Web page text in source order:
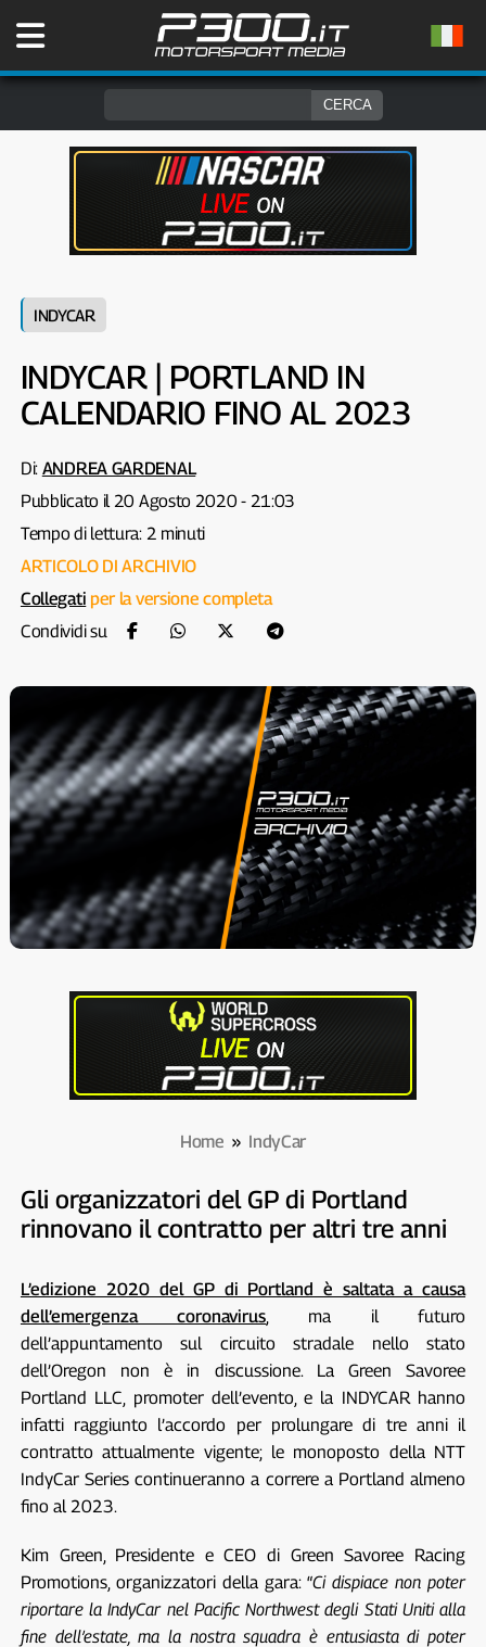
INDYCAR
INDYCAR | PORTLAND IN
CALENDARIO FINO AL 2023
Di: ANDREA GARDENAL
Pubblicato il 20 Agosto 2020 - 21:03
Tempo di lettura: 2 minuti
ARTICOLO DI ARCHIVIO
Collegati per la versione completa
Condividi su
Home » IndyCar
Gli organizzatori del GP di Portland
rinnovano il contratto per altri tre anni
L’edizione 2020 del GP di Portland è saltata a causa
dell’emergenza coronavirus, ma il futuro
dell’appuntamento sul circuito stradale nello stato
dell’Oregon non è in discussione. La Green Savoree
Portland LLC, promoter dell’evento, e la INDYCAR hanno
infatti raggiunto l’accordo per prolungare di tre anni il
contratto attualmente vigente; le monoposto della NTT
IndyCar Series continueranno a correre a Portland almeno
fino al 2023.
Kim Green, Presidente e CEO di Green Savoree Racing
Promotions, organizzatori della gara: “Ci dispiace non poter
riportare la IndyCar nel Pacific Northwest degli Stati Uniti alla
fine dell’estate, ma la nostra squadra è entusiasta di poter